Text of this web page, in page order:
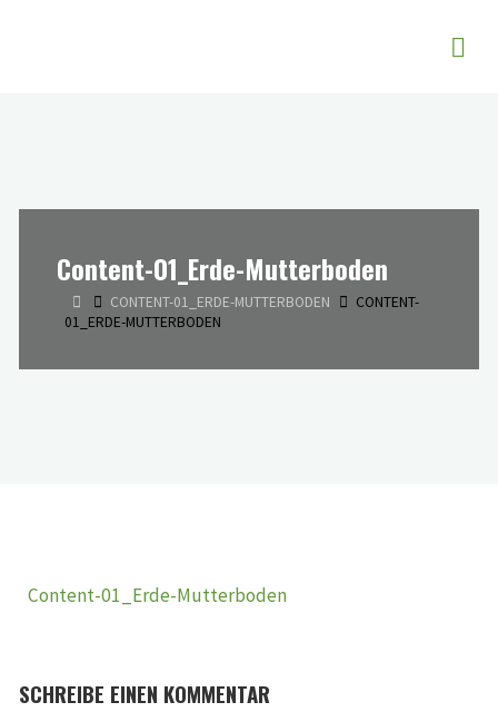
Content-01_Erde-Mutterboden
STARTCONTENT-01_ERDE-MUTTERBODEN
CONTENT-
01_ERDE-MUTTERBODEN
Content-01_Erde-Mutterboden
SCHREIBE EINEN KOMMENTAR